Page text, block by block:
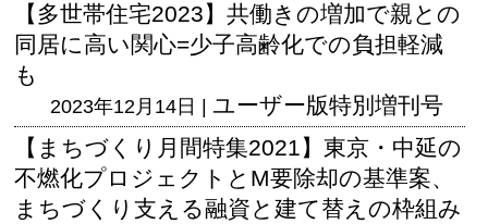
【多世帯住宅2023】共働きの増加で親との
同居に高い関心=少子高齢化での負担軽減
も
2023年12月14日 | ユーザー版特別増刊号
【まちづくり月間特集2021】東京・中延の
不燃化プロジェクトとM要除却の基準案、
まちづくり支える融資と建て替えの枠組み